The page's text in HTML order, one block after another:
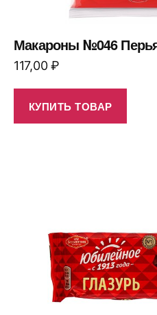
Макароны №046
117,00₽
КУПИТЬ ТОВАР